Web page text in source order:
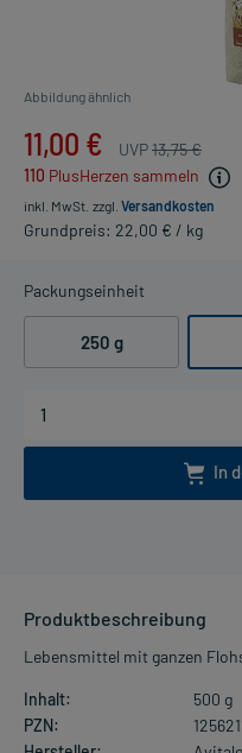
Abbildung ähnlich
11,00 € UVP13,75 €
110 PlusHerzen sammeln
inkl. MwSt. zzgl. Versandkosten
Grundpreis: 22,00 € / kg
Packungseinheit
250 g
In
Produktbeschreibung
Lebensmittel mit ganzen
Inhalt:
500 g
PZN: